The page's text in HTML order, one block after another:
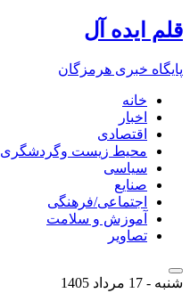
قلم ایده آل
پایگاه خبری هرمزگان
خانه
اخبار
اقتصادی
محیط زیست وگردشگری
سیاسی
صنایع
اجتماعی/فرهنگی
آموزش و سلامت
تصاویر
شنبه - 17 مرداد 1405